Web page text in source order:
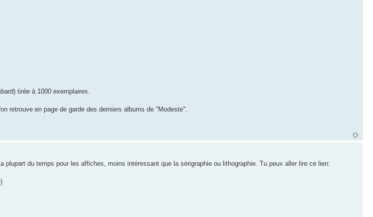
tirée à 1000 exemplaires.
retrouve en page de garde des derniers albums de "Modeste".
plupart du temps pour les affiches, moins intéressant que la sérigraphie ou lithographie. Tu peux aller lire ce lien:
)